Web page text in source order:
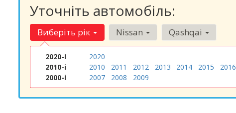
Уточніть автомобіль:
Виберіть рік
2020-і
2020
2010-і
2010 2011 2012 2013 2014 2015 2016
2000-і
2007 2008 2009
Nissan Qashqai